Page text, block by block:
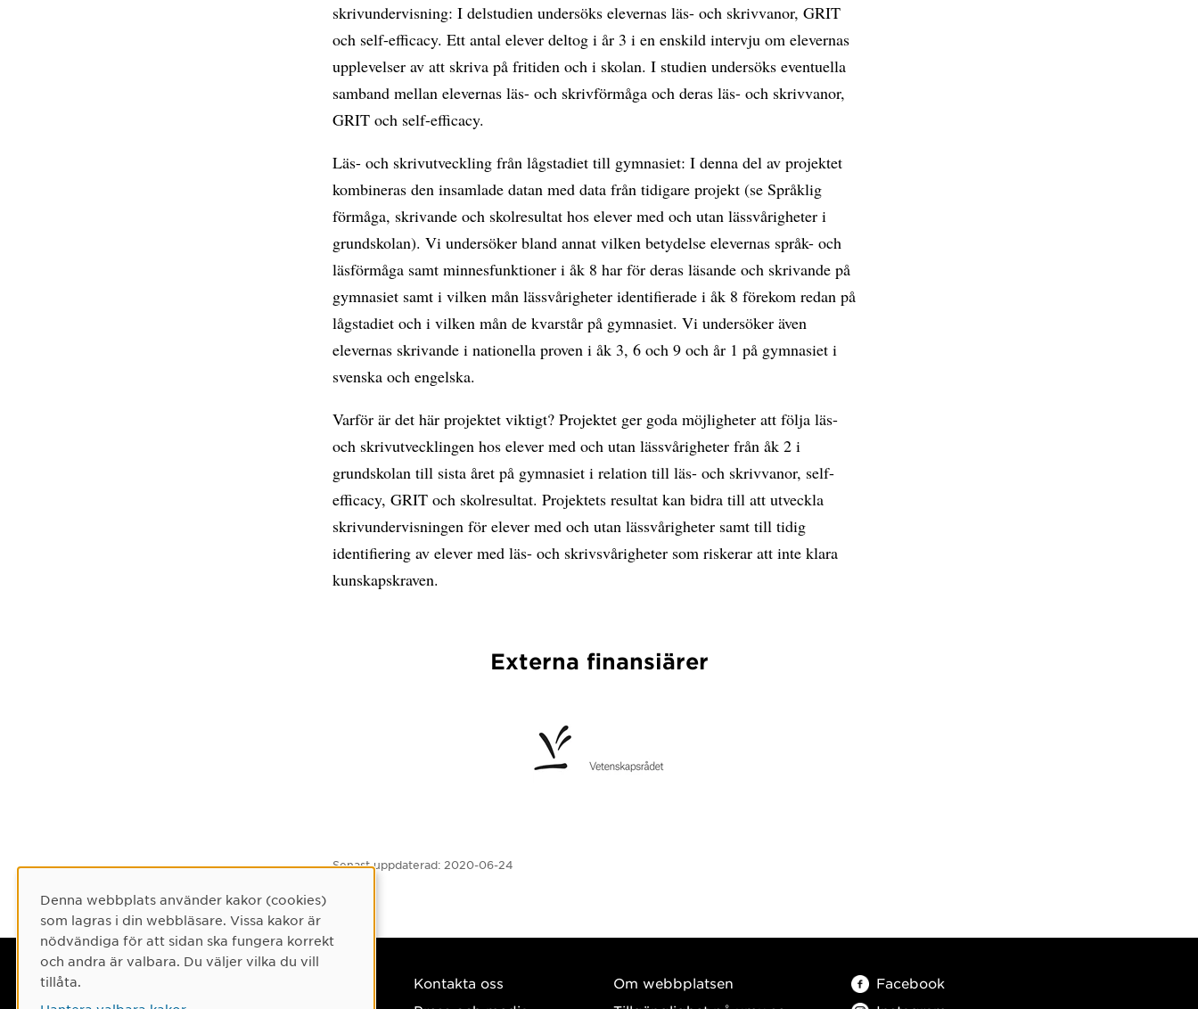
skrivundervisning: I delstudien undersöks elevernas läs- och skrivvanor, GRIT
och self-efficacy. Ett antal elever deltog i år 3 i en enskild intervju om elevernas
upplevelser av att skriva på fritiden och i skolan. I studien undersöks eventuella
samband mellan elevernas läs- och skrivförmåga och deras läs- och skrivvanor,
GRIT och self-efficacy.
Läs- och skrivutveckling från lågstadiet till gymnasiet: I denna del av projektet
kombineras den insamlade datan med data från tidigare projekt (se Språklig
förmåga, skrivande och skolresultat hos elever med och utan lässvårigheter i
grundskolan). Vi undersöker bland annat vilken betydelse elevernas språk- och
läsförmåga samt minnesfunktioner i åk 8 har för deras läsande och skrivande på
gymnasiet samt i vilken mån lässvårigheter identifierade i åk 8 förekom redan på
lågstadiet och i vilken mån de kvarstår på gymnasiet. Vi undersöker även
elevernas skrivande i nationella proven i åk 3, 6 och 9 och år 1 på gymnasiet i
svenska och engelska.
Varför är det här projektet viktigt? Projektet ger goda möjligheter att följa läs-
och skrivutvecklingen hos elever med och utan lässvårigheter från åk 2 i
grundskolan till sista året på gymnasiet i relation till läs- och skrivvanor, self-
efficacy, GRIT och skolresultat. Projektets resultat kan bidra till att utveckla
skrivundervisningen för elever med och utan lässvårigheter samt till tidig
identifiering av elever med läs- och skrivsvårigheter som riskerar att inte klara
kunskapskraven.
Externa finansiärer
Senast uppdaterad: 2020-06-24
Kontakta oss
Om webbplatsen
Facebook
Cookie-samtycke
Denna webbplats använder kakor (cookies)
som lagras i din webbläsare. Vissa kakor är
nödvändiga för att sidan ska fungera korrekt
och andra är valbara. Du väljer vilka du vill
tillåta.